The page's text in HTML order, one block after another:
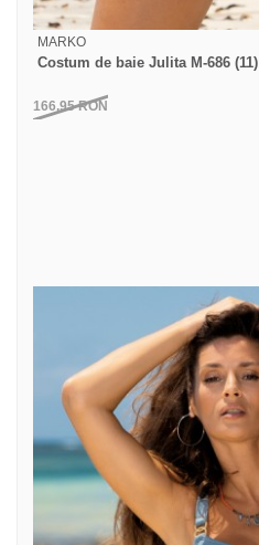
MARKO
Costum de baie Julita M-686 (11)
166,95RON